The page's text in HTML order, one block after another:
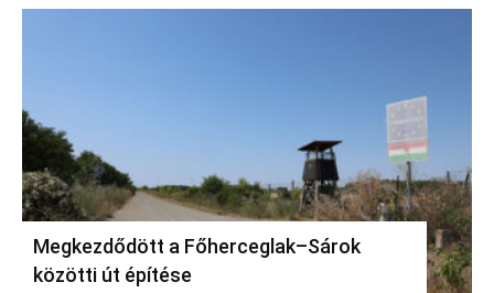
Megkezdődött a Főherceglak–Sárok
közötti út építése